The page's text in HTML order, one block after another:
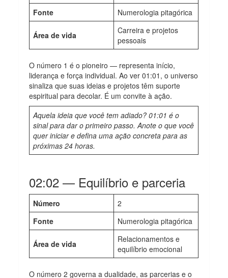
Fonte
Numerologia pitagórica
Área de vida
Carreira e projetos
pessoais
O número 1 é o pioneiro — representa início,
liderança e força individual. Ao ver 01:01, o universo
sinaliza que suas ideias e projetos têm suporte
espiritual para decolar. É um convite à ação.
Aquela ideia que você tem adiado? 01:01 é o
sinal para dar o primeiro passo. Anote o que você
quer iniciar e defina uma ação concreta para as
próximas 24 horas.
02:02 — Equilíbrio e parceria
Número
2
Fonte
Numerologia pitagórica
Área de vida
Relacionamentos e
equilíbrio emocional
O número 2 governa a dualidade, as parcerias e o